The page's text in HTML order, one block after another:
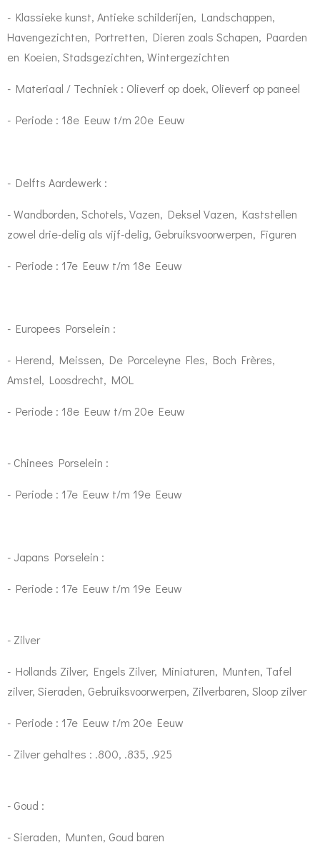
- Klassieke kunst, Antieke schilderijen, Landschappen,
Havengezichten, Portretten, Dieren zoals Schapen, Paarden
en Koeien, Stadsgezichten, Wintergezichten
- Materiaal / Techniek : Olieverf op doek, Olieverf op paneel
- Periode : 18e Eeuw t/m 20e Eeuw
- Delfts Aardewerk :
- Wandborden, Schotels, Vazen, Deksel Vazen, Kaststellen
zowel drie-delig als vijf-delig, Gebruiksvoorwerpen, Figuren
- Periode : 17e Eeuw t/m 18e Eeuw
- Europees Porselein :
- Herend, Meissen, De Porceleyne Fles, Boch Frères,
Amstel, Loosdrecht, MOL
- Periode : 18e Eeuw t/m 20e Eeuw
- Chinees Porselein :
- Periode : 17e Eeuw t/m 19e Eeuw
- Japans Porselein :
- Periode : 17e Eeuw t/m 19e Eeuw
- Zilver
- Hollands Zilver, Engels Zilver, Miniaturen, Munten, Tafel
zilver, Sieraden, Gebruiksvoorwerpen, Zilverbaren, Sloop zilver
- Periode : 17e Eeuw t/m 20e Eeuw
- Zilver gehaltes : .800, .835, .925
- Goud :
- Sieraden, Munten, Goud baren